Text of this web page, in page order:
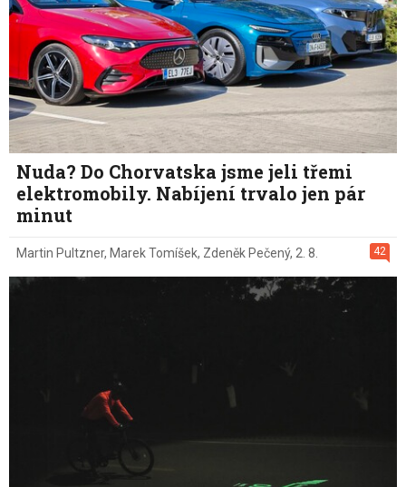
Nuda? Do Chorvatska jsme jeli třemi
elektromobily. Nabíjení trvalo jen pár
minut
42
Martin Pultzner, Marek Tomíšek, Zdeněk Pečený, 2. 8.